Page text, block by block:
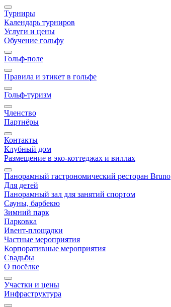
Турниры
Календарь турниров
Услуги и цены
Обучение гольфу
Гольф-поле
Правила и этикет в гольфе
Гольф-туризм
Членство
Партнёры
Контакты
Клубный дом
Размещение в эко-коттеджах и виллах
Панорамный гастрономический ресторан Bruno
Для детей
Панорамный зал для занятий спортом
Сауны, барбекю
Зимний парк
Парковка
Ивент-площадки
Частные мероприятия
Корпоративные мероприятия
Свадьбы
О посёлке
Участки и цены
Инфраструктура